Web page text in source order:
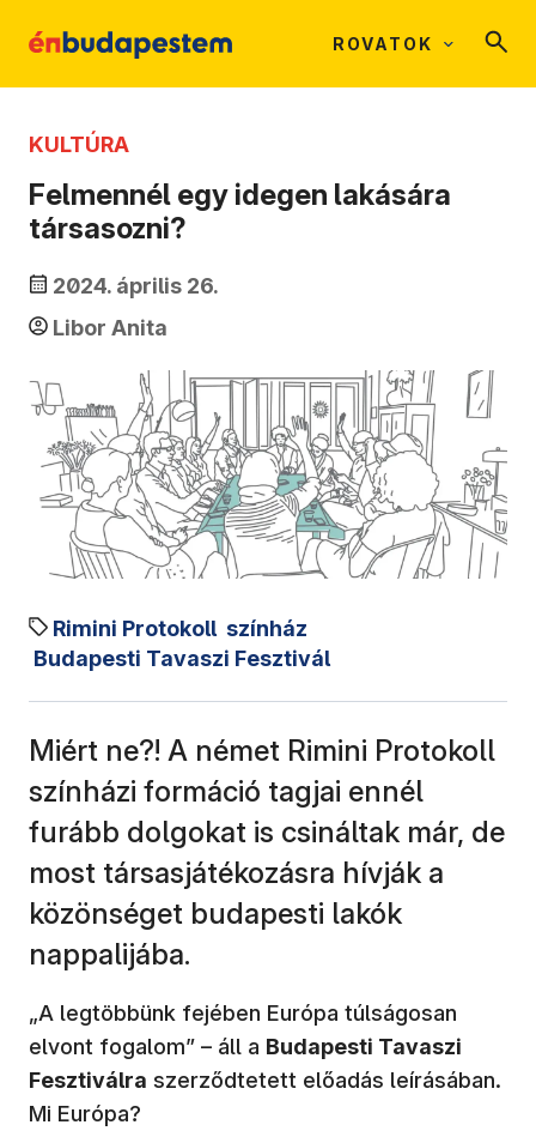
ROVATOK
KULTÚRA
Felmennél egy idegen lakására
társasozni?
2024. április 26.
Libor Anita
Rimini Protokoll színház
Budapesti Tavaszi Fesztivál
Miért ne?! A német Rimini Protokoll
színházi formáció tagjai ennél
furább dolgokat is csináltak már, de
most társasjátékozásra hívják a
közönséget budapesti lakók
nappalijába.
„A legtöbbünk fejében Európa túlságosan
elvont fogalom” – áll a Budapesti Tavaszi
Fesztiválra szerződtetett előadás leírásában.
Mi Európa?